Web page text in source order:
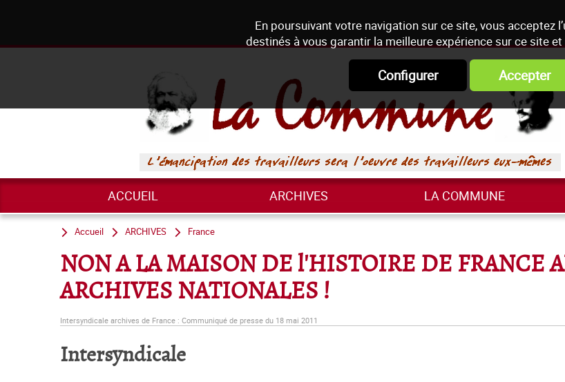
En poursuivant votre navigation sur ce site, vous acceptez
destinés à vous garantir la meilleure expérience sur ce site
Configurer Accepter
ACCUEIL ARCHIVES LA COMMUNE
Accueil ARCHIVES France
NON A LA MAISON DE l'HISTOIRE DE FRANCE
ARCHIVES NATIONALES !
Intersyndicale archives de France : Communiqué de presse du 18 mai 2011
Intersyndicale